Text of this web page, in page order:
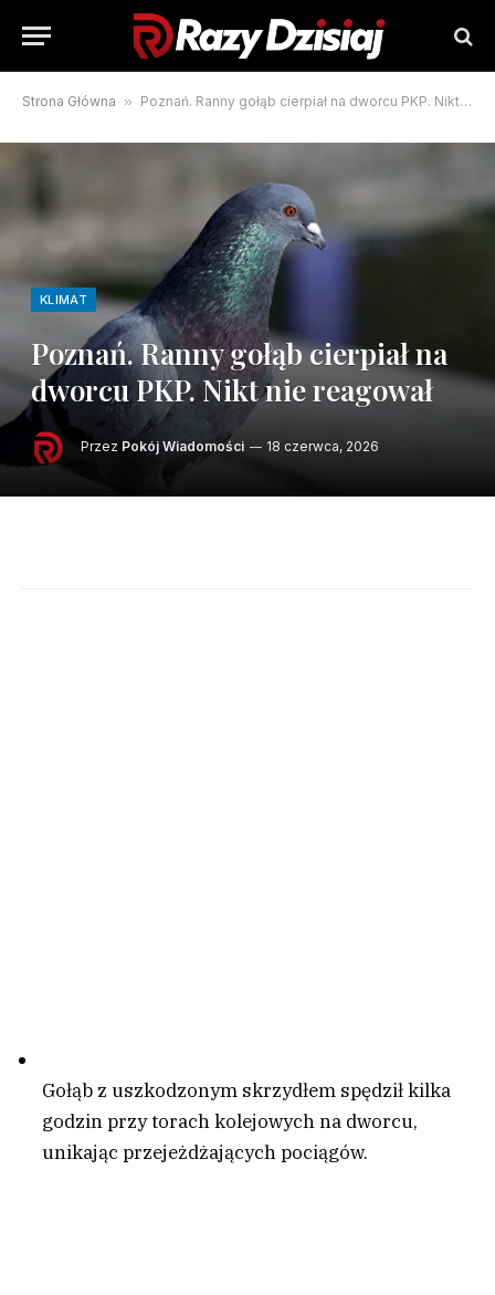
Strona Główna » Poznań. Ranny gołąb cierpiał na dworcu PKP. Nikt nie reagował
KLIMAT
Poznań. Ranny gołąb cierpiał na
dworcu PKP. Nikt nie reagował
Przez Pokój Wiadomości 18 czerwca, 2026
Gołąb z uszkodzonym skrzydłem spędził kilka
godzin przy torach kolejowych na dworcu,
unikając przejeżdżających pociągów.